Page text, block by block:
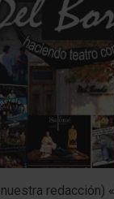
redacción)